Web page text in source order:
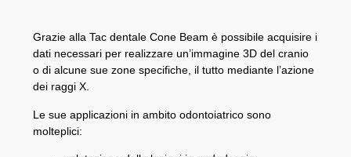
Grazie alla Tac dentale Cone Beam è possibile acquisire i
dati necessari per realizzare un’immagine 3D del cranio
o di alcune sue zone specifiche, il tutto mediante l’azione
dei raggi X.
Le sue applicazioni in ambito odontoiatrico sono
molteplici: